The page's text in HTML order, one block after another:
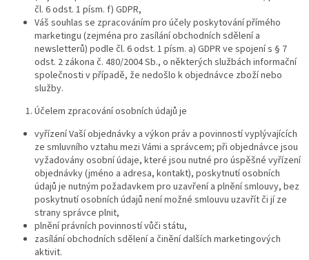
čl. 6 odst. 1 písm. f) GDPR,
Váš souhlas se zpracováním pro účely poskytování přímého
marketingu (zejména pro zasílání obchodních sdělení a
newsletterů) podle čl. 6 odst. 1 písm. a) GDPR ve spojení s § 7
odst. 2 zákona č. 480/2004 Sb., o některých službách informační
společnosti v případě, že nedošlo k objednávce zboží nebo
služby.
Účelem zpracování osobních údajů je
vyřízení Vaší objednávky a výkon práv a povinností vyplývajících
ze smluvního vztahu mezi Vámi a správcem; při objednávce jsou
vyžadovány osobní údaje, které jsou nutné pro úspěšné vyřízení
objednávky (jméno a adresa, kontakt), poskytnutí osobních
údajů je nutným požadavkem pro uzavření a plnění smlouvy, bez
poskytnutí osobních údajů není možné smlouvu uzavřít či jí ze
strany správce plnit,
plnění právních povinností vůči státu,
zasílání obchodních sdělení a činění dalších marketingových
aktivit.